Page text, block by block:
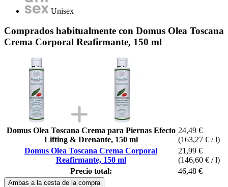
Unisex
Comprados habitualmente con Domus Olea Toscana
Crema Corporal Reafirmante, 150 ml
Domus Olea Toscana Crema para Piernas Efecto
Lifting & Drenante, 150 ml
24,49 €
(163,27 € / l)
Domus Olea Toscana Crema Corporal
Reafirmante, 150 ml
21,99 €
(146,60 € / l)
Precio total:
46,48 €
Ambas a la cesta de la compra